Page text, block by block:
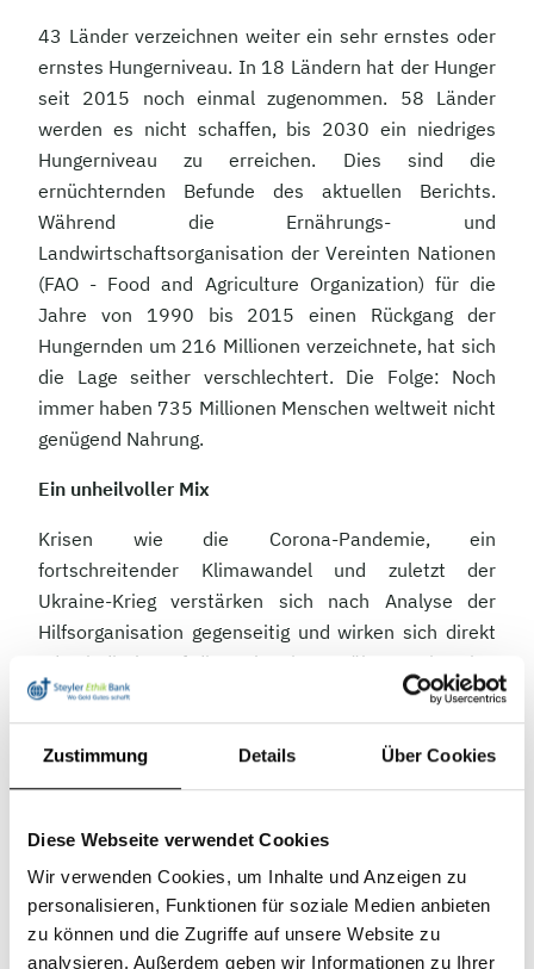
Zustimmung Details Über Cookies
Diese Webseite verwendet Cookies
Wir verwenden Cookies, um Inhalte und Anzeigen zu
personalisieren, Funktionen für soziale Medien anbieten
zu können und die Zugriffe auf unsere Website zu
analysieren. Außerdem geben wir Informationen zu Ihrer
43 Länder verzeichnen weiter ein sehr ernstes oder
ernstes Hungerniveau. In 18 Ländern hat der Hunger
seit 2015 noch einmal zugenommen. 58 Länder
werden es nicht schaffen, bis 2030 ein niedriges
Hungerniveau zu erreichen. Dies sind die
ernüchternden Befunde des aktuellen Berichts.
Während die Ernährungs- und
Landwirtschaftsorganisation der Vereinten Nationen
(FAO - Food and Agriculture Organization) für die
Jahre von 1990 bis 2015 einen Rückgang der
Hungernden um 216 Millionen verzeichnete, hat sich
die Lage seither verschlechtert. Die Folge: Noch
immer haben 735 Millionen Menschen weltweit nicht
genügend Nahrung.
Ein unheilvoller Mix
Krisen wie die Corona-Pandemie, ein
fortschreitender Klimawandel und zuletzt der
Ukraine-Krieg verstärken sich nach Analyse der
Hilfsorganisation gegenseitig und wirken sich direkt
oder indirekt auf die weltweite Ernährungssituation
aus. Dabei kämen viele Folgen der Polykrise erst
allmählich zum Tragen und sind somit in den
jüngsten Zahlen noch nicht vollständig enthalten.
verschlechtert. Gestiegene Lebensmittelpreise
sorgen dafür, dass die Menschen Mahlzeiten
weglassen und auch ihre Kinder nicht mehr zur
Schule schicken, um Kosten zu sparen. 53 Millionen
Menschen sind für ihr tägliches Brot auf Hilfe